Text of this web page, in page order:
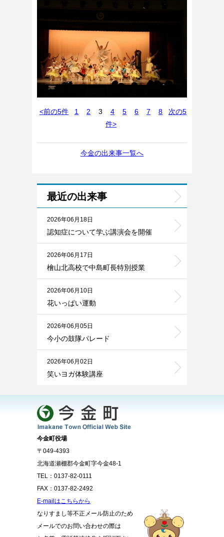
<前の5件 1 2 3 4 5 6 7 8
次の5
件>
今金の出来事一覧へ
最近の出来事
2026年06月18日
認知症について学ぶ講演会を開催
2026年06月17日
檜山北高校で中島町長特別授業
2026年06月10日
花いっぱい運動
2026年06月05日
今小の鼓隊パレード
2026年06月02日
笑いヨガ体験講座
今金町役場
〒049-4393
北海道瀬棚郡今金町字今金48-1
TEL：0137-82-0111
FAX：0137-82-2492
E-mailはこちらから
なりすまし等不正メール防止のため
メールでのお問い合わせの際は